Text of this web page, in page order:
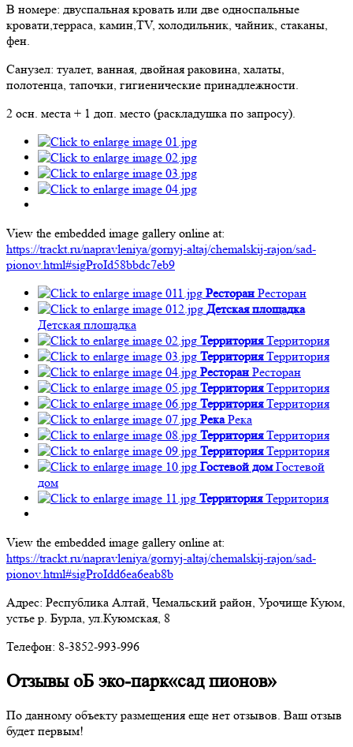
В номере: двуспальная кровать или две односпальные
кровати,терраса, камин,TV, холодильник, чайник, стаканы,
фен.
Санузел: туалет, ванная, двойная раковина, халаты,
полотенца, тапочки, гигиенические принадлежности.
2 осн. места + 1 доп. место (раскладушка по запросу).
View the embedded image gallery online at:
https://trackt.ru/napravleniya/gornyj-altaj/chemalskij-rajon/sad-
pionov.html#sigProId58bbdc7eb9
Ресторан Ресторан
Детская площадка
Детская площадка
Территория Территория
Территория Территория
Ресторан Ресторан
Территория Территория
Территория Территория
Река Река
Территория Территория
Территория Территория
Гостевой дом Гостевой
дом
Территория Территория
View the embedded image gallery online at:
https://trackt.ru/napravleniya/gornyj-altaj/chemalskij-rajon/sad-
pionov.html#sigProIdd6ea6eab8b
Адрес: Республика Алтай, Чемальский район, Урочище Куюм,
устье р. Бурла, ул.Куюмская, 8
Телефон: 8-3852-993-996
Отзывы оБ эко-парк«сад пионов»
По данному объекту размещения еще нет отзывов. Ваш отзыв
будет первым!